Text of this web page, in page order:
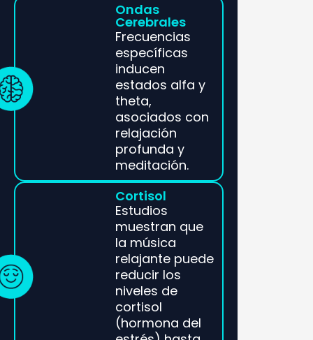
Ondas
Cerebrales
Frecuencias
específicas
inducen
estados alfa y
theta,
asociados con
relajación
profunda y
meditación.
Cortisol
Estudios
muestran que
la música
relajante puede
reducir los
niveles de
cortisol
(hormona del